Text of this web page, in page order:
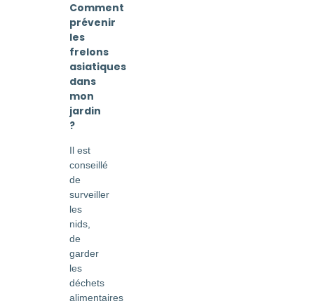
Comment
prévenir
les
frelons
asiatiques
dans
mon
jardin
?
Il est
conseillé
de
surveiller
les
nids,
de
garder
les
déchets
alimentaires